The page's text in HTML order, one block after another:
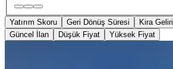
Yatırım Skoru Geri Dönüş Süresi Kira Geliri
Güncel İlan
Düşük Fiyat Yüksek Fiyat